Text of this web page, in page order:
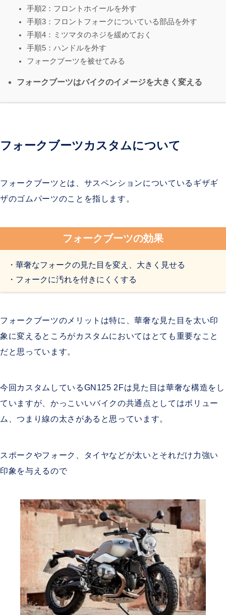
手順2：フロントホイールを外す
手順3：フロントフォークについている部品を外す
手順4：ミツマタのネジを緩めておく
手順5：ハンドルを外す
フォークブーツを被せてみる
フォークブーツはバイクのイメージを大きく変える
フォークブーツカスタムについて
フォークブーツとは、サスペンションについているギザギ
ザのゴムパーツのことを指します。
フォークブーツの効果
・華奢なフォークの見た目を変え、大きく見せる
・フォークに汚れを付きにくくする
フォークブーツのメリットは特に、華奢な見た目を太い印
象に変えるところがカスタムにおいてはとても重要なこと
だと思っています。
今回カスタムしているGN125 2Fは見た目は華奢な構造をし
ていますが、かっこいいバイクの共通点としてはボリュー
ム、つまり線の太さがあると思っています。
スポークやフォーク、タイヤなどが太いとそれだけ力強い
印象を与えるので